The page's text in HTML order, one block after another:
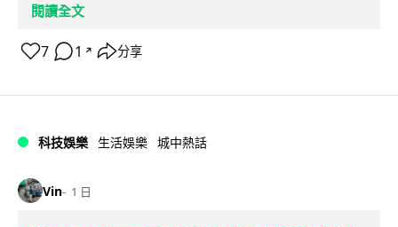
閱讀全文
7 1 ↗ 分享
科技娛樂 生活娛樂 城中熱話
Vin 1 日